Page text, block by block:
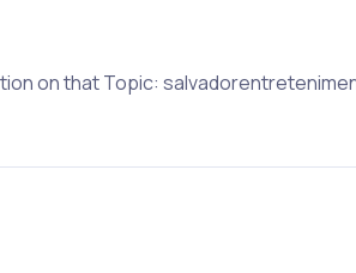
on that Topic: